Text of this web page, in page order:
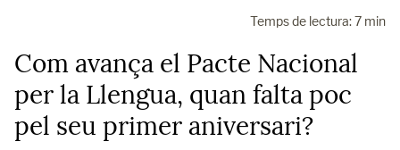
Temps de lectura: 7 min
Com avança el Pacte Nacional
per la Llengua, quan falta poc
pel seu primer aniversari?